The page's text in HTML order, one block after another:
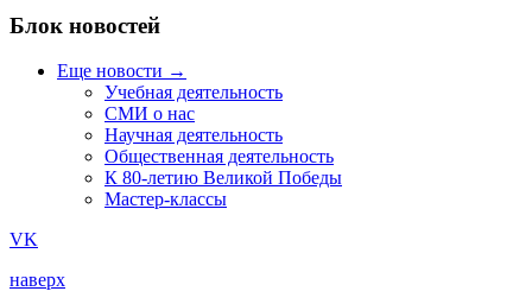
Блок новостей
Еще новости →
Учебная деятельность
СМИ о нас
Научная деятельность
Общественная деятельность
К 80-летию Великой Победы
Мастер-классы
VK
наверх